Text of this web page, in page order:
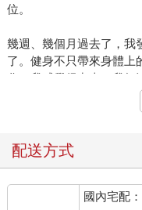
位。
幾週、幾個月過去了，我
了。健身不只帶來身體上
化，我感覺得出來。我無
但看起來很可能是海馬
時光。（啊，記憶！）
能似乎也會跟著升級。
你早就對海馬迴有基本概
配送方式
國內宅配